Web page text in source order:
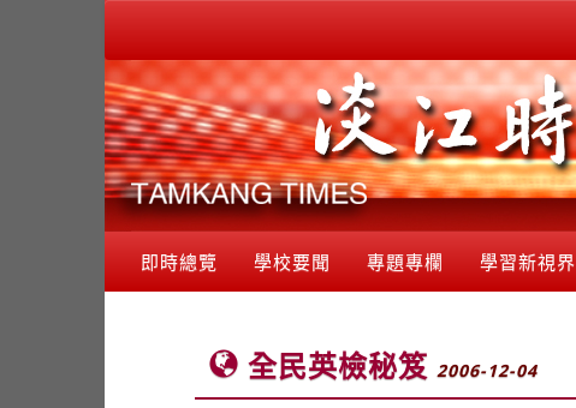
即時總覽 學校要聞 專題專欄 學習新視界
全民英檢秘笈 2006-12-04